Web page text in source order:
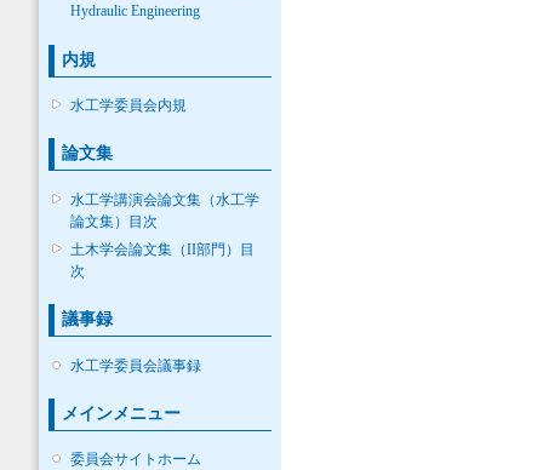
Hydraulic Engineering
内規
水工学委員会内規
論文集
水工学講演会論文集（水工学
論文集）目次
土木学会論文集（II部門）目
次
議事録
水工学委員会議事録
メインメニュー
委員会サイトホーム